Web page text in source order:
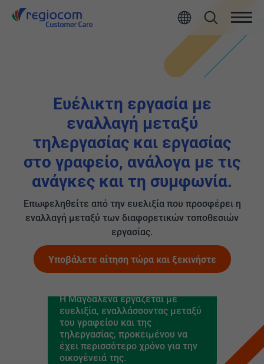
Ευέλικτη εργασία με
εναλλαγή μεταξύ
τηλεργασίας και εργασίας
στο γραφείο, ανάλογα με τις
ανάγκες και τη συμφωνία.
Επωφεληθείτε από την ευελιξία που προσφέρει η
εναλλαγή μεταξύ των διαφορετικών τοποθεσιών
εργασίας.
Υποβάλετε αίτηση τώρα και ξεκινήστε
Η Μαγδαλένα εργάζεται με
ευελιξία, εναλλάσσοντας μεταξύ
του γραφείου και της
τηλεργασίας, προκειμένου να
έχει περισσότερο χρόνο για την
οικογένειά της.